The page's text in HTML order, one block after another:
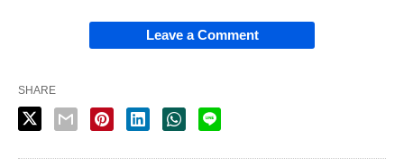
Leave a Comment
SHARE